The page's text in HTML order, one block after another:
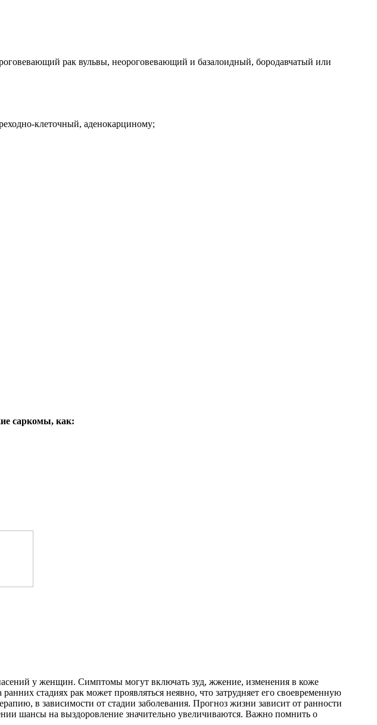
рак вульвы, неороговевающий и базалоидный, бородавчатый или
клеточный, аденокарциному;
саркомы, как:
у женщин. Симптомы могут включать зуд, жжение, изменения в коже
стадиях рак может проявляться неявно, что затрудняет его своевременную
в зависимости от стадии заболевания. Прогноз жизни зависит от ранности
шансы на выздоровление значительно увеличиваются. Важно помнить о